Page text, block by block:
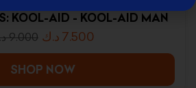
KOOL-AID - KOOL-AID MAN
9.000
7.500 د.ك
SHOP NOW